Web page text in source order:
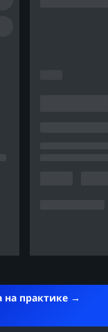
на практике